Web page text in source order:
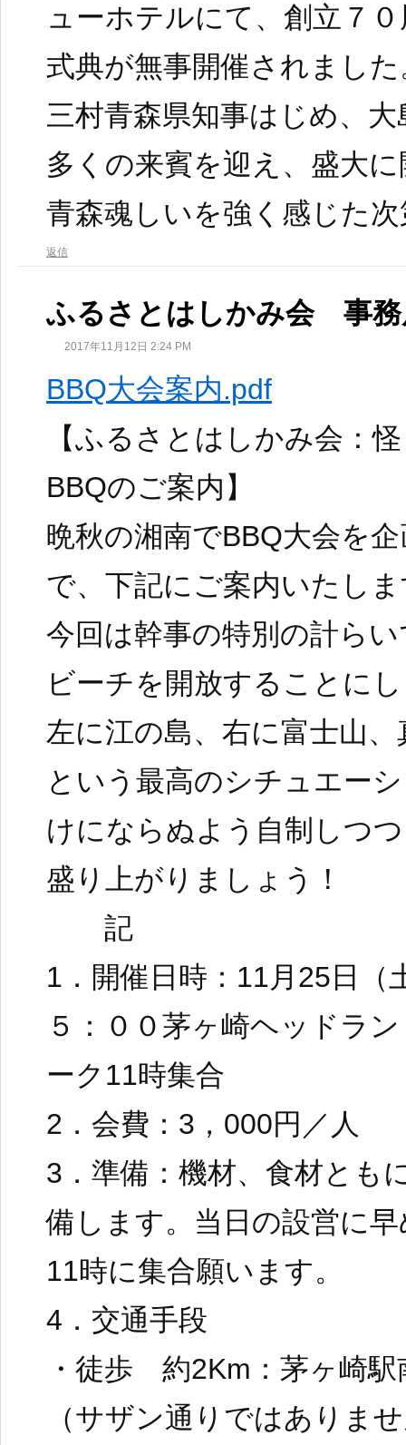
ューホテルにて、創立７
式典が無事開催されました
三村青森県知事はじめ、
多くの来賓を迎え、盛大
青森魂しいを強く感じた
返信
ふるさとはしかみ会 事務
2017年11月12日 2:24 PM
BBQ大会案内.pdf
【ふるさとはしかみ会：
BBQのご案内】
晩秋の湘南でBBQ大会を
で、下記にご案内いたし
今回は幹事の特別の計ら
ビーチを開放することに
左に江の島、右に富士山
という最高のシチュエー
けにならぬよう自制しつ
盛り上がりましょう！
記
1．開催日時：11月25日（
５：００茅ヶ崎ヘッドラ
ーク11時集合
2．会費：3，000円／人
3．準備：機材、食材とも
備します。当日の設営に
11時に集合願います。
4．交通手段
・徒歩 約2Km：茅ヶ崎駅
（サザン通りではありま